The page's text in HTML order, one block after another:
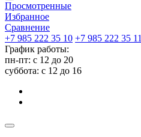
Просмотренные
Избранное
Сравнение
+7 985 222 35 10 +7 985 222 35 11
График работы:
пн-пт: с 12 до 20
суббота: c 12 до 16